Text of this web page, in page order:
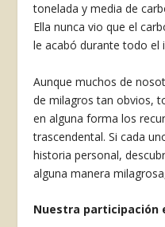
tonelada y media de
Ella nunca vio que el
le acabó durante todo el
Aunque muchos de
de milagros tan obvios,
en alguna forma los
trascendental. Si cada
historia personal,
alguna manera
Nuestra participación